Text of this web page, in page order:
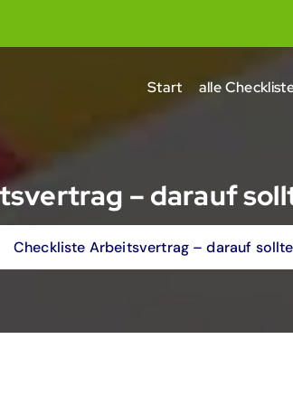
Start alle
– darauf
Checkliste Arbeitsvertrag – darauf